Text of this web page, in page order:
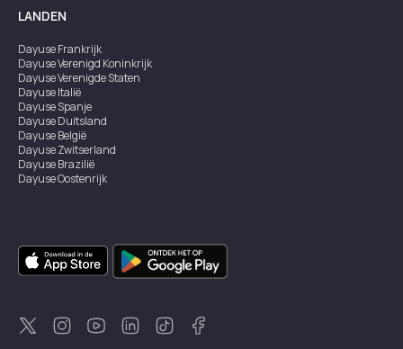
LANDEN
DayuseFrankrijk
DayuseVerenigd Koninkrijk
DayuseVerenigde Staten
DayuseItalië
DayuseSpanje
DayuseDuitsland
DayuseBelgië
DayuseZwitserland
DayuseBrazilië
DayuseOostenrijk
DayuseSingapore
DayuseZweden
DayuseThailand
DayuseNieuw-Zeeland
DayuseTurkiye